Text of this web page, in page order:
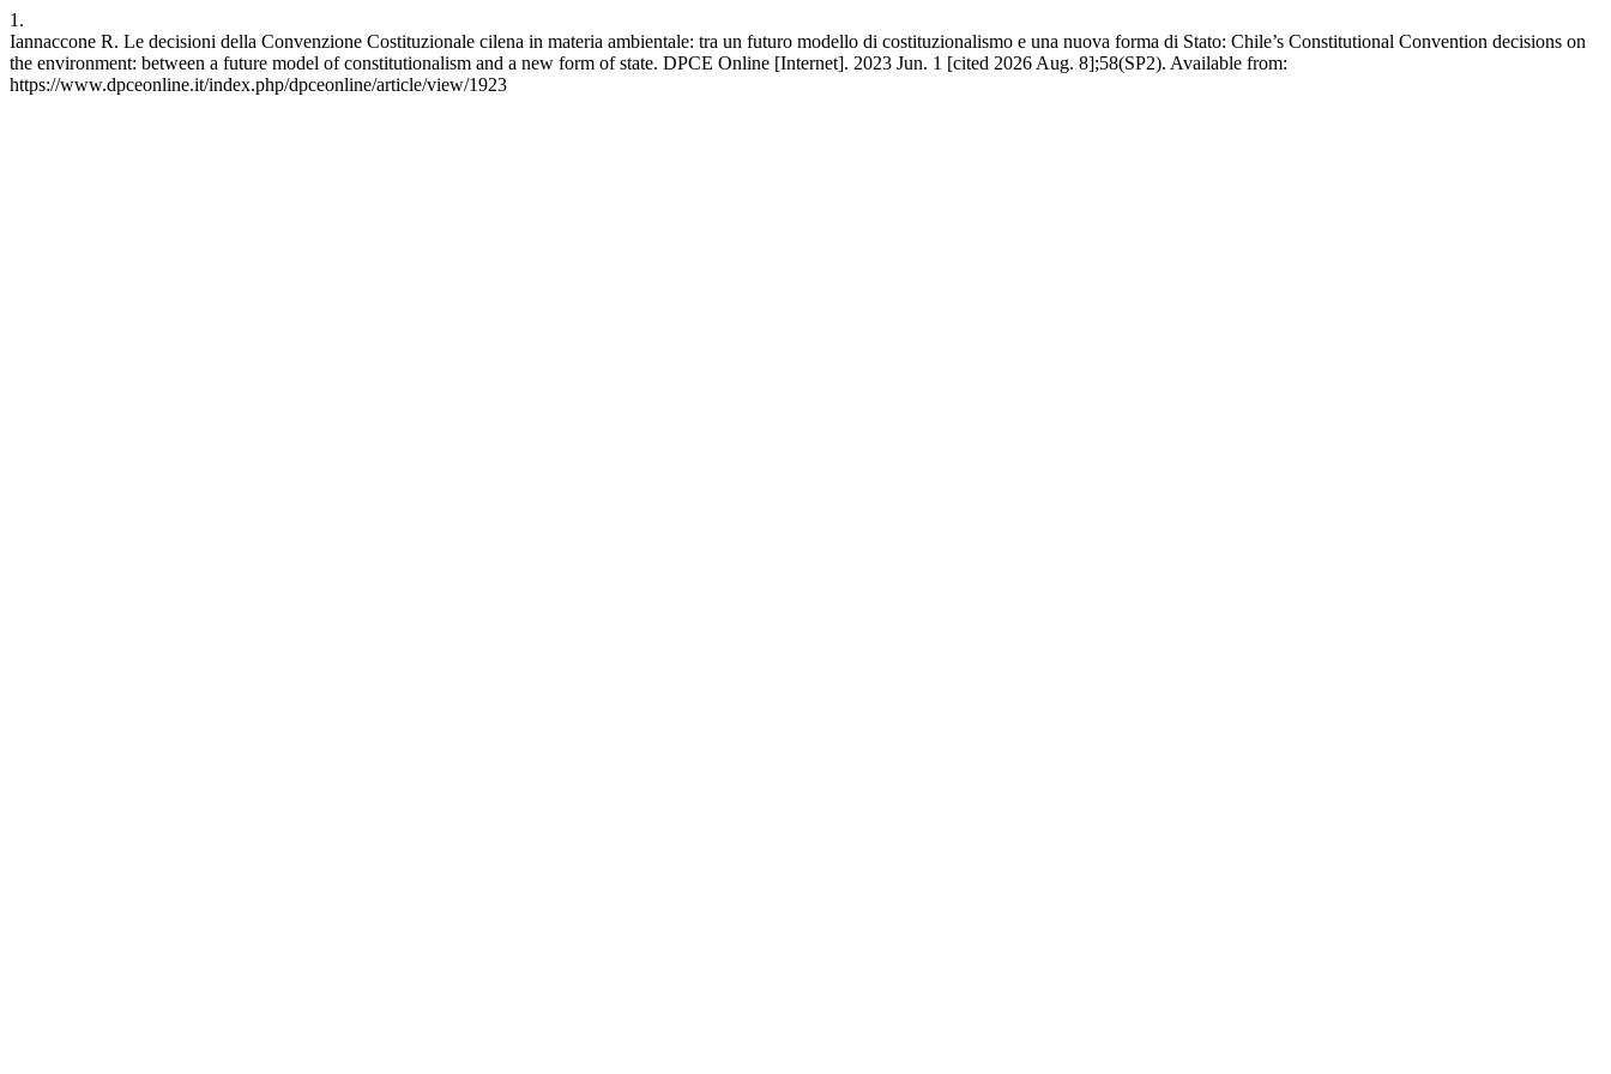
1.
Iannaccone R. Le decisioni della Convenzione Costituzionale cilena in materia ambientale: tra un futuro modello di costituzionalismo e una nuova forma di Stato: Chile’s Constitutional Convention decisions on
the environment: between a future model of constitutionalism and a new form of state. DPCE Online [Internet]. 2023 Jun. 1 [cited 2026 Aug. 8];58(SP2). Available from:
https://www.dpceonline.it/index.php/dpceonline/article/view/1923